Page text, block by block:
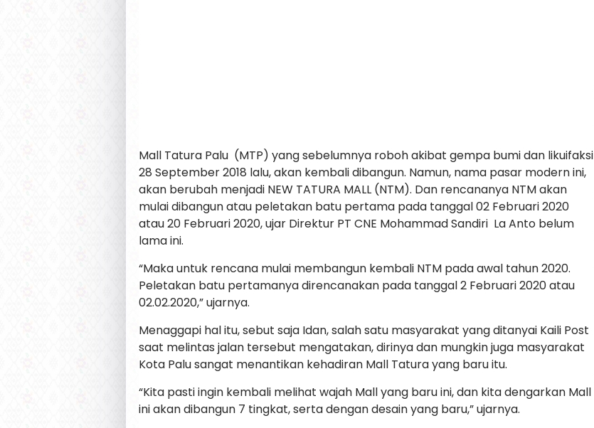
Mall Tatura Palu (MTP) yang sebelumnya roboh akibat gempa bumi dan likuifaksi
28 September 2018 lalu, akan kembali dibangun. Namun, nama pasar modern ini,
akan berubah menjadi NEW TATURA MALL (NTM). Dan rencananya NTM akan
mulai dibangun atau peletakan batu pertama pada tanggal 02 Februari 2020
atau 20 Februari 2020, ujar Direktur PT CNE Mohammad Sandiri La Anto belum
lama ini.
“Maka untuk rencana mulai membangun kembali NTM pada awal tahun 2020.
Peletakan batu pertamanya direncanakan pada tanggal 2 Februari 2020 atau
02.02.2020,” ujarnya.
Menaggapi hal itu, sebut saja Idan, salah satu masyarakat yang ditanyai Kaili Post
saat melintas jalan tersebut mengatakan, dirinya dan mungkin juga masyarakat
Kota Palu sangat menantikan kehadiran Mall Tatura yang baru itu.
“Kita pasti ingin kembali melihat wajah Mall yang baru ini, dan kita dengarkan Mall
ini akan dibangun 7 tingkat, serta dengan desain yang baru,” ujarnya.